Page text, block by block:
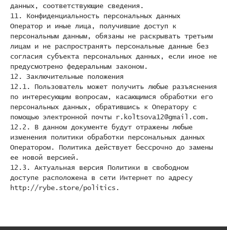
данных, соответствующие сведения.
11. Конфиденциальность персональных данных
Оператор и иные лица, получившие доступ к
персональным данным, обязаны не раскрывать третьим
лицам и не распространять персональные данные без
согласия субъекта персональных данных, если иное не
предусмотрено федеральным законом.
12. Заключительные положения
12.1. Пользователь может получить любые разъяснения
по интересующим вопросам, касающимся обработки его
персональных данных, обратившись к Оператору с
помощью электронной почты r.koltsova12@gmail.com.
12.2. В данном документе будут отражены любые
изменения политики обработки персональных данных
Оператором. Политика действует бессрочно до замены
ее новой версией.
12.3. Актуальная версия Политики в свободном
доступе расположена в сети Интернет по адресу
http://rybe.store/politics.